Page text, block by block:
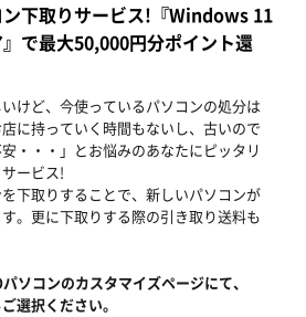
下取りサービス!『Windows 11
で最大50,000円分ポイント還
いけど、今使っているパソコンの処分は
に持っていく時間もないし、古いので
・・・」とお悩みのあなたにピッタリ
ービス!
下取りすることで、新しいパソコンが
。更に下取りする際の引き取り送料も
ソコンのカスタマイズページにて、
選択ください。